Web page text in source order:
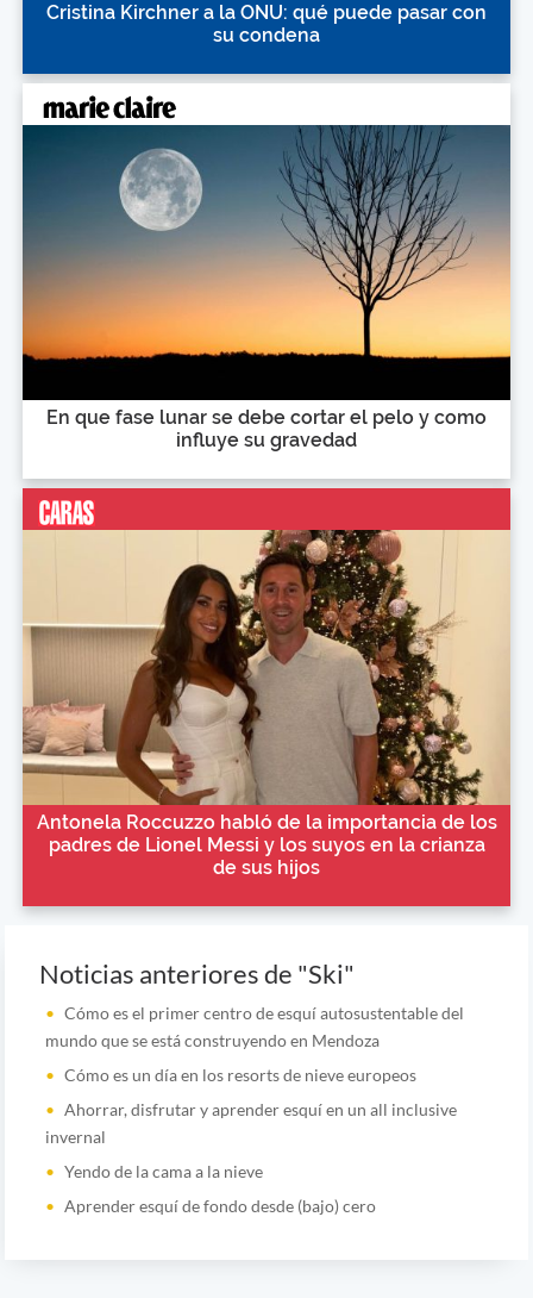
Cristina Kirchner a la ONU: qué puede pasar con
su condena
En que fase lunar se debe cortar el pelo y como
influye su gravedad
Antonela Roccuzzo habló de la importancia de los
padres de Lionel Messi y los suyos en la crianza
de sus hijos
Noticias anteriores de "Ski"
Cómo es el primer centro de esquí autosustentable del
mundo que se está construyendo en Mendoza
Cómo es un día en los resorts de nieve europeos
Ahorrar, disfrutar y aprender esquí en un all inclusive
invernal
Yendo de la cama a la nieve
Aprender esquí de fondo desde (bajo) cero